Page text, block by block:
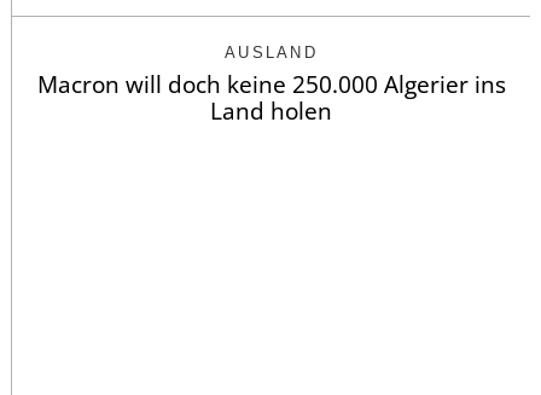
AUSLAND
Macron will doch keine 250.000 Algerier ins
Land holen